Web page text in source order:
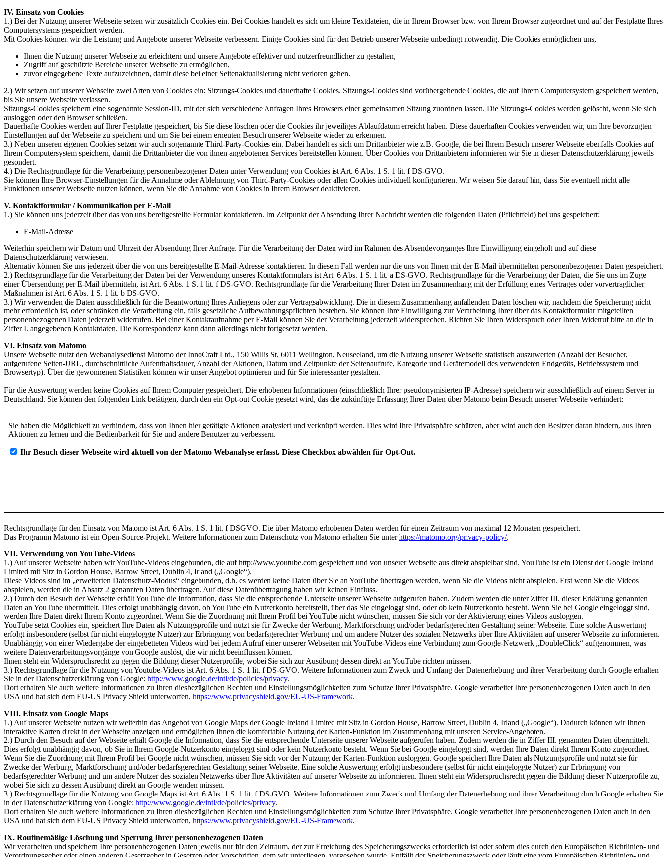
IV. Einsatz von Cookies
1.) Bei der Nutzung unserer Webseite setzen wir zusätzlich Cookies ein. Bei Cookies handelt es sich um kleine Textdateien, die in Ihrem Browser bzw. von Ihrem Browser zugeordnet und auf der Festplatte Ihres
Computersystems gespeichert werden.
Mit Cookies können wir die Leistung und Angebote unserer Webseite verbessern. Einige Cookies sind für den Betrieb unserer Webseite unbedingt notwendig. Die Cookies ermöglichen uns,
Ihnen die Nutzung unserer Webseite zu erleichtern und unsere Angebote effektiver und nutzerfreundlicher zu gestalten,
Zugriff auf geschützte Bereiche unserer Webseite zu ermöglichen,
zuvor eingegebene Texte aufzuzeichnen, damit diese bei einer Seitenaktualisierung nicht verloren gehen.
2.) Wir setzen auf unserer Webseite zwei Arten von Cookies ein: Sitzungs-Cookies und dauerhafte Cookies. Sitzungs-Cookies sind vorübergehende Cookies, die auf Ihrem Computersystem gespeichert werden,
bis Sie unsere Webseite verlassen.
Sitzungs-Cookies speichern eine sogenannte Session-ID, mit der sich verschiedene Anfragen Ihres Browsers einer gemeinsamen Sitzung zuordnen lassen. Die Sitzungs-Cookies werden gelöscht, wenn Sie sich
ausloggen oder den Browser schließen.
Dauerhafte Cookies werden auf Ihrer Festplatte gespeichert, bis Sie diese löschen oder die Cookies ihr jeweiliges Ablaufdatum erreicht haben. Diese dauerhaften Cookies verwenden wir, um Ihre bevorzugten
Einstellungen auf der Webseite zu speichern und um Sie bei einem erneuten Besuch unserer Webseite wieder zu erkennen.
3.) Neben unseren eigenen Cookies setzen wir auch sogenannte Third-Party-Cookies ein. Dabei handelt es sich um Drittanbieter wie z.B. Google, die bei Ihrem Besuch unserer Webseite ebenfalls Cookies auf
Ihrem Computersystem speichern, damit die Drittanbieter die von ihnen angebotenen Services bereitstellen können. Über Cookies von Drittanbietern informieren wir Sie in dieser Datenschutzerklärung jeweils
gesondert.
4.) Die Rechtsgrundlage für die Verarbeitung personenbezogener Daten unter Verwendung von Cookies ist Art. 6 Abs. 1 S. 1 lit. f DS-GVO.
Sie können Ihre Browser-Einstellungen für die Annahme oder Ablehnung von Third-Party-Cookies oder allen Cookies individuell konfigurieren. Wir weisen Sie darauf hin, dass Sie eventuell nicht alle
Funktionen unserer Webseite nutzen können, wenn Sie die Annahme von Cookies in Ihrem Browser deaktivieren.
V. Kontaktformular / Kommunikation per E-Mail
1.) Sie können uns jederzeit über das von uns bereitgestellte Formular kontaktieren. Im Zeitpunkt der Absendung Ihrer Nachricht werden die folgenden Daten (Pflichtfeld) bei uns gespeichert:
E-Mail-Adresse
Weiterhin speichern wir Datum und Uhrzeit der Absendung Ihrer Anfrage. Für die Verarbeitung der Daten wird im Rahmen des Absendevorganges Ihre Einwilligung eingeholt und auf diese
Datenschutzerklärung verwiesen.
Alternativ können Sie uns jederzeit über die von uns bereitgestellte E-Mail-Adresse kontaktieren. In diesem Fall werden nur die uns von Ihnen mit der E-Mail übermittelten personenbezogenen Daten gespeichert.
2.) Rechtsgrundlage für die Verarbeitung der Daten bei der Verwendung unseres Kontaktformulars ist Art. 6 Abs. 1 S. 1 lit. a DS-GVO. Rechtsgrundlage für die Verarbeitung der Daten, die Sie uns im Zuge
einer Übersendung per E-Mail übermitteln, ist Art. 6 Abs. 1 S. 1 lit. f DS-GVO. Rechtsgrundlage für die Verarbeitung Ihrer Daten im Zusammenhang mit der Erfüllung eines Vertrages oder vorvertraglicher
Maßnahmen ist Art. 6 Abs. 1 S. 1 lit. b DS-GVO.
3.) Wir verwenden die Daten ausschließlich für die Beantwortung Ihres Anliegens oder zur Vertragsabwicklung. Die in diesem Zusammenhang anfallenden Daten löschen wir, nachdem die Speicherung nicht
mehr erforderlich ist, oder schränken die Verarbeitung ein, falls gesetzliche Aufbewahrungspflichten bestehen. Sie können Ihre Einwilligung zur Verarbeitung Ihrer über das Kontaktformular mitgeteilten
personenbezogenen Daten jederzeit widerrufen. Bei einer Kontaktaufnahme per E-Mail können Sie der Verarbeitung jederzeit widersprechen. Richten Sie Ihren Widerspruch oder Ihren Widerruf bitte an die in
Ziffer I. angegebenen Kontaktdaten. Die Korrespondenz kann dann allerdings nicht fortgesetzt werden.
VI. Einsatz von Matomo
Unsere Webseite nutzt den Webanalysedienst Matomo der InnoCraft Ltd., 150 Willis St, 6011 Wellington, Neuseeland, um die Nutzung unserer Webseite statistisch auszuwerten (Anzahl der Besucher,
aufgerufene Seiten-URL, durchschnittliche Aufenthaltsdauer, Anzahl der Aktionen, Datum und Zeitpunkte der Seitenaufrufe, Kategorie und Gerätemodell des verwendeten Endgeräts, Betriebssystem und
Browsertyp). Über die gewonnenen Statistiken können wir unser Angebot optimieren und für Sie interessanter gestalten.
Für die Auswertung werden keine Cookies auf Ihrem Computer gespeichert. Die erhobenen Informationen (einschließlich Ihrer pseudonymisierten IP-Adresse) speichern wir ausschließlich auf einem Server in
Deutschland. Sie können den folgenden Link betätigen, durch den ein Opt-out Cookie gesetzt wird, das die zukünftige Erfassung Ihrer Daten über Matomo beim Besuch unserer Webseite verhindert:
Rechtsgrundlage für den Einsatz von Matomo ist Art. 6 Abs. 1 S. 1 lit. f DSGVO. Die über Matomo erhobenen Daten werden für einen Zeitraum von maximal 12 Monaten gespeichert.
Das Programm Matomo ist ein Open-Source-Projekt. Weitere Informationen zum Datenschutz von Matomo erhalten Sie unterhttps://matomo.org/privacy-policy/.
VII. Verwendung von YouTube-Videos
1.) Auf unserer Webseite haben wir YouTube-Videos eingebunden, die auf http://www.youtube.com gespeichert und von unserer Webseite aus direkt abspielbar sind. YouTube ist ein Dienst der Google Ireland
Limited mit Sitz in Gordon House, Barrow Street, Dublin 4, Irland („Google“).
Diese Videos sind im „erweiterten Datenschutz-Modus“ eingebunden, d.h. es werden keine Daten über Sie an YouTube übertragen werden, wenn Sie die Videos nicht abspielen. Erst wenn Sie die Videos
abspielen, werden die in Absatz 2 genannten Daten übertragen. Auf diese Datenübertragung haben wir keinen Einfluss.
2.) Durch den Besuch der Webseite erhält YouTube die Information, dass Sie die entsprechende Unterseite unserer Webseite aufgerufen haben. Zudem werden die unter Ziffer III. dieser Erklärung genannten
Daten an YouTube übermittelt. Dies erfolgt unabhängig davon, ob YouTube ein Nutzerkonto bereitstellt, über das Sie eingeloggt sind, oder ob kein Nutzerkonto besteht. Wenn Sie bei Google eingeloggt sind,
werden Ihre Daten direkt Ihrem Konto zugeordnet. Wenn Sie die Zuordnung mit Ihrem Profil bei YouTube nicht wünschen, müssen Sie sich vor der Aktivierung eines Videos ausloggen.
YouTube setzt Cookies ein, speichert Ihre Daten als Nutzungsprofile und nutzt sie für Zwecke der Werbung, Marktforschung und/oder bedarfsgerechten Gestaltung seiner Webseite. Eine solche Auswertung
erfolgt insbesondere (selbst für nicht eingeloggte Nutzer) zur Erbringung von bedarfsgerechter Werbung und um andere Nutzer des sozialen Netzwerks über Ihre Aktivitäten auf unserer Webseite zu informieren.
Unabhängig von einer Wiedergabe der eingebetteten Videos wird bei jedem Aufruf einer unserer Webseiten mit YouTube-Videos eine Verbindung zum Google-Netzwerk „DoubleClick“ aufgenommen, was
weitere Datenverarbeitungsvorgänge von Google auslöst, die wir nicht beeinflussen können.
Ihnen steht ein Widerspruchsrecht zu gegen die Bildung dieser Nutzerprofile, wobei Sie sich zur Ausübung dessen direkt an YouTube richten müssen.
3.) Rechtsgrundlage für die Nutzung von Youtube-Videos ist Art. 6 Abs. 1 S. 1 lit. f DS-GVO. Weitere Informationen zum Zweck und Umfang der Datenerhebung und ihrer Verarbeitung durch Google erhalten
Sie in der Datenschutzerklärung von Google: http://www.google.de/intl/de/policies/privacy.
Dort erhalten Sie auch weitere Informationen zu Ihren diesbezüglichen Rechten und Einstellungsmöglichkeiten zum Schutze Ihrer Privatsphäre. Google verarbeitet Ihre personenbezogenen Daten auch in den
USA und hat sich dem EU-US Privacy Shield unterworfen, https://www.privacyshield.gov/EU-US-Framework.
VIII. Einsatz von Google Maps
1.) Auf unserer Webseite nutzen wir weiterhin das Angebot von Google Maps der Google Ireland Limited mit Sitz in Gordon House, Barrow Street, Dublin 4, Irland („Google“). Dadurch können wir Ihnen
interaktive Karten direkt in der Webseite anzeigen und ermöglichen Ihnen die komfortable Nutzung der Karten-Funktion im Zusammenhang mit unseren Service-Angeboten.
2.) Durch den Besuch auf der Webseite erhält Google die Information, dass Sie die entsprechende Unterseite unserer Webseite aufgerufen haben. Zudem werden die in Ziffer III. genannten Daten übermittelt.
Dies erfolgt unabhängig davon, ob Sie in Ihrem Google-Nutzerkonto eingeloggt sind oder kein Nutzerkonto besteht. Wenn Sie bei Google eingeloggt sind, werden Ihre Daten direkt Ihrem Konto zugeordnet.
Wenn Sie die Zuordnung mit Ihrem Profil bei Google nicht wünschen, müssen Sie sich vor der Nutzung der Karten-Funktion ausloggen. Google speichert Ihre Daten als Nutzungsprofile und nutzt sie für
Zwecke der Werbung, Marktforschung und/oder bedarfsgerechten Gestaltung seiner Webseite. Eine solche Auswertung erfolgt insbesondere (selbst für nicht eingeloggte Nutzer) zur Erbringung von
bedarfsgerechter Werbung und um andere Nutzer des sozialen Netzwerks über Ihre Aktivitäten auf unserer Webseite zu informieren. Ihnen steht ein Widerspruchsrecht gegen die Bildung dieser Nutzerprofile zu,
wobei Sie sich zu dessen Ausübung direkt an Google wenden müssen.
3.) Rechtsgrundlage für die Nutzung von Google Maps ist Art. 6 Abs. 1 S. 1 lit. f DS-GVO. Weitere Informationen zum Zweck und Umfang der Datenerhebung und ihrer Verarbeitung durch Google erhalten Sie
in der Datenschutzerklärung von Google: http://www.google.de/intl/de/policies/privacy.
Dort erhalten Sie auch weitere Informationen zu Ihren diesbezüglichen Rechten und Einstellungsmöglichkeiten zum Schutze Ihrer Privatsphäre. Google verarbeitet Ihre personenbezogenen Daten auch in den
USA und hat sich dem EU-US Privacy Shield unterworfen, https://www.privacyshield.gov/EU-US-Framework.
IX. Routinemäßige Löschung und Sperrung Ihrer personenbezogenen Daten
Wir verarbeiten und speichern Ihre personenbezogenen Daten jeweils nur für den Zeitraum, der zur Erreichung des Speicherungszwecks erforderlich ist oder sofern dies durch den Europäischen Richtlinien- und
Verordnungsgeber oder einen anderen Gesetzgeber in Gesetzen oder Vorschriften, dem wir unterliegen, vorgesehen wurde. Entfällt der Speicherungszweck oder läuft eine vom Europäischen Richtlinien- und